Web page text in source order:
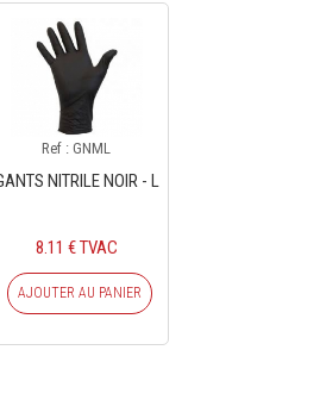
Ref : GNML
NITRILE NOIR - L
8.11 € TVAC
AJOUTER AU PANIER